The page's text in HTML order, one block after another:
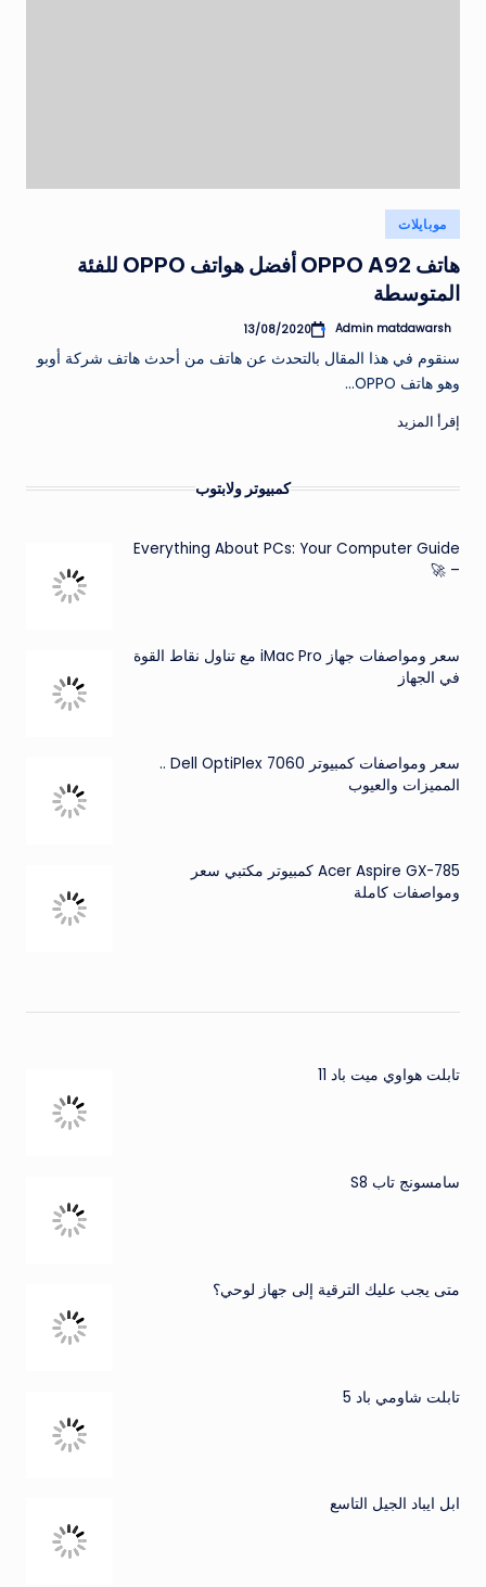
نُشر
في
موبايلات
هاتف OPPO A92 أفضل هواتف OPPO للفئة
المتوسطة
تمّ
بواسطة
Admin matdawarsh
13/08/2020
سنقوم في هذا المقال بالتحدث عن هاتف من أحدث هاتف شركة أوبو
وهو هاتف OPPO…
إقرأ المزيد
كمبيوتر ولابتوب
Everything About PCs: Your Computer Guide
– 🚀
سعر ومواصفات جهاز iMac Pro مع تناول نقاط القوة
في الجهاز
سعر ومواصفات كمبيوتر Dell OptiPlex 7060 ..
المميزات والعيوب
Acer Aspire GX-785 كمبيوتر مكتبي سعر
ومواصفات كاملة
تابلت هواوي ميت باد 11
سامسونج تاب S8
متى يجب عليك الترقية إلى جهاز لوحي؟
تابلت شاومي باد 5
ابل ايباد الجيل التاسع